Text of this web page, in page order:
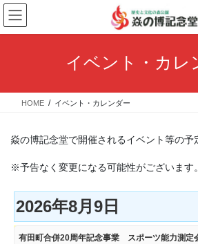
コ
ン
テ
ス
ナ
ビ
ゲ
ン
イベント・カレ
HOME イベント・カレンダー
焱の博記念堂で開催されるイベント等の予
※予告なく変更になる可能性がございます
2026年8月9日
有
有田町合併20周年記念事業 スポーツ能力測定